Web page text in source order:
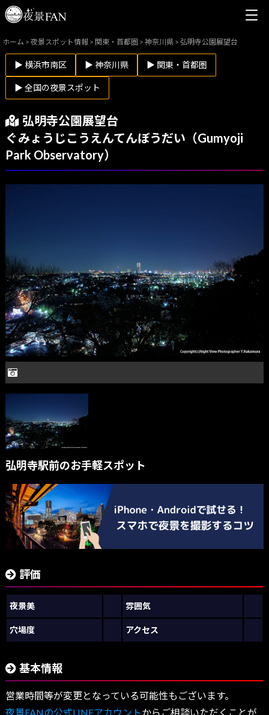
ホーム >夜景スポット情報 > 関東・首都圏 >神奈川県 >弘明寺公園展望台
▶ 横浜市南区 ▶ 神奈川県 ▶ 関東・首都圏
▶ 全国の夜景スポット
弘明寺公園展望台
ぐみょうじこうえんてんぼうだい（Gumyoji
Park Observatory）
弘明寺駅前のお手軽スポット
評価
夜景美 雰囲気
穴場度 アクセス
基本情報
営業時間等が変更となっている可能性もございます。
夜景FANの公式LINEアカウントからご相談いただくことが